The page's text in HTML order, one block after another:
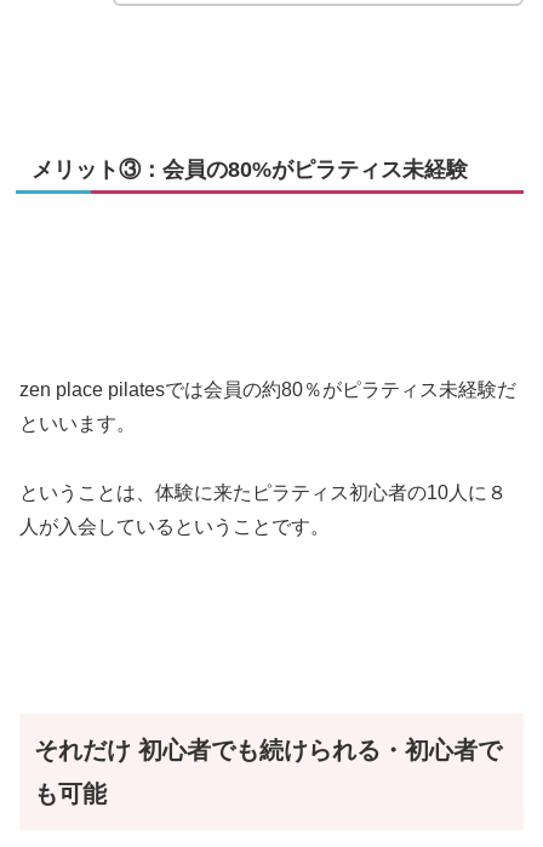
メリット③：会員の80%がピラティス未経験
zen place pilatesでは会員の約80％がピラティス未経験だ
といいます。
ということは、体験に来たピラティス初心者の10人に８
人が入会しているということです。
それだけ 初心者でも続けられる・初心者で
も可能